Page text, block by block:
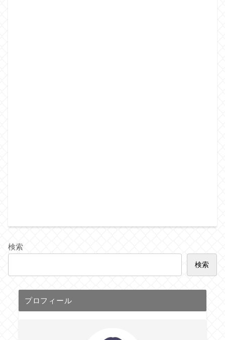
検索
検索
プロフィール